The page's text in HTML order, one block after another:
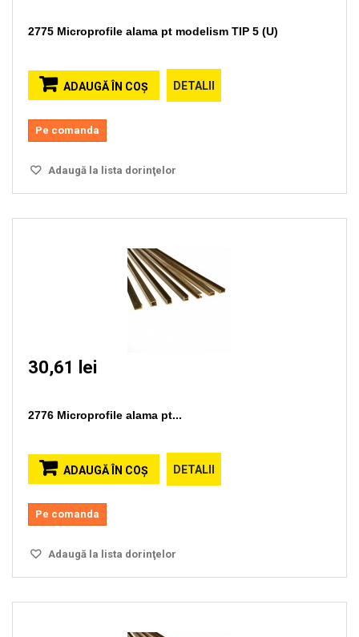
2775 Microprofile alama pt modelism TIP 5 (U)
ADAUGĂ ÎN COŞ DETALII
Pe comanda
Adaugă la lista dorinţelor
30,61 lei
2776 Microprofile alama pt...
ADAUGĂ ÎN COŞ DETALII
Pe comanda
Adaugă la lista dorinţelor